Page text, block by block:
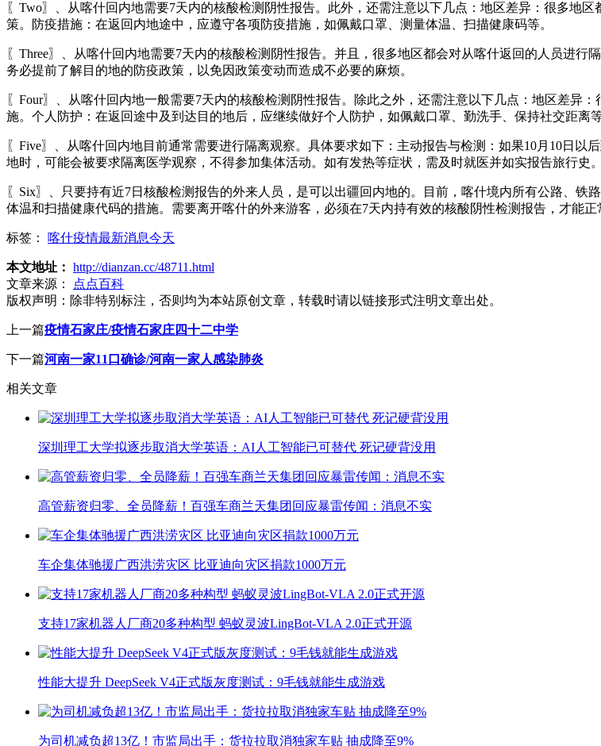
〖Two〗、从喀什回内地需要7天内的核酸检测阴性报告。此外，还需注意以下几点：地区差异：很多地
策。防疫措施：在返回内地途中，应遵守各项防疫措施，如佩戴口罩、测量体温、扫描健康码等。
〖Three〗、从喀什回内地需要7天内的核酸检测阴性报告。并且，很多地区都会对从喀什返回的人员进
务必提前了解目的地的防疫政策，以免因政策变动而造成不必要的麻烦。
〖Four〗、从喀什回内地一般需要7天内的核酸检测阴性报告。除此之外，还需注意以下几点：地区差异
施。个人防护：在返回途中及到达目的地后，应继续做好个人防护，如佩戴口罩、勤洗手、保持社交距离等
〖Five〗、从喀什回内地目前通常需要进行隔离观察。具体要求如下：主动报告与检测：如果10月10日
地时，可能会被要求隔离医学观察，不得参加集体活动。如有发热等症状，需及时就医并如实报告旅行史。
〖Six〗、只要持有近7日核酸检测报告的外来人员，是可以出疆回内地的。目前，喀什境内所有公路、
体温和扫描健康代码的措施。需要离开喀什的外来游客，必须在7天内持有效的核酸阴性检测报告，才能正
标签： 喀什疫情最新消息今天
本文地址： http://dianzan.cc/48711.html
文章来源：
点点百科
版权声明： 除非特别标注，否则均为本站原创文章，转载时请以链接形式注明文章出处。
上一篇疫情石家庄/疫情石家庄四十二中学
下一篇河南一家11口确诊/河南一家人感染肺炎
相关文章
深圳理工大学拟逐步取消大学英语：AI人工智能已可替代 死记硬背没用
高管薪资归零、全员降薪！百强车商兰天集团回应暴雷传闻：消息不实
车企集体驰援广西洪涝灾区 比亚迪向灾区捐款1000万元
支持17家机器人厂商20多种构型 蚂蚁灵波LingBot-VLA 2.0正式开源
性能大提升 DeepSeek V4正式版灰度测试：9毛钱就能生成游戏
为司机减负超13亿！市监局出手：货拉拉取消独家车贴 抽成降至9%